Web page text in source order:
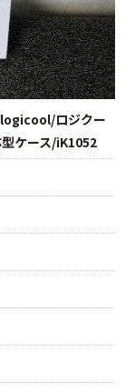
ロジクー
ケース/iK1052